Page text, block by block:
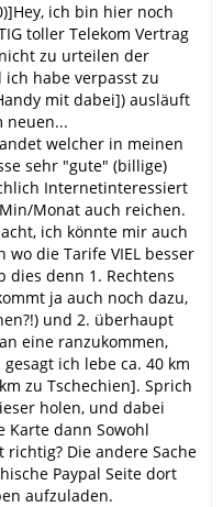
ich bin hier noch
toller Telekom Vertrag
zu urteilen der
habe verpasst zu
mit dabei]) ausläuft
neuen...
welcher in meinen
sehr "gute" (billige)
Internetinteressiert
Monat auch reichen.
ich könnte mir auch
die Tarife VIEL besser
dies denn 1. Rechtens
ja auch noch dazu,
und 2. überhaupt
eine ranzukommen,
ich lebe ca. 40 km
zu Tschechien]. Sprich
holen, und dabei
Karte dann Sowohl
richtig? Die andere Sache
Paypal Seite dort
aufzuladen.